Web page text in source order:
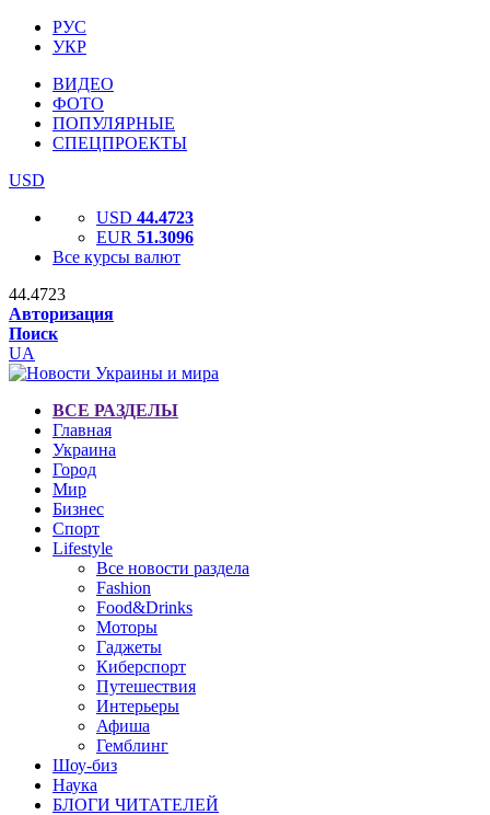
РУС
УКР
ВИДЕО
ФОТО
ПОПУЛЯРНЫЕ
СПЕЦПРОЕКТЫ
USD
USD 44.4723
EUR 51.3096
Все курсы валют
44.4723
Авторизация
Поиск
UA
ВСЕ РАЗДЕЛЫ
Главная
Украина
Город
Мир
Бизнес
Спорт
Lifestyle
Все новости раздела
Fashion
Food&Drinks
Моторы
Гаджеты
Киберспорт
Путешествия
Интерьеры
Афиша
Гемблинг
Шоу-биз
Наука
БЛОГИ ЧИТАТЕЛЕЙ